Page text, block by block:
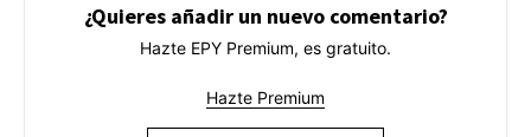
¿Quieres añadir un nuevo comentario?
Hazte EPY Premium, es gratuito.
Hazte Premium